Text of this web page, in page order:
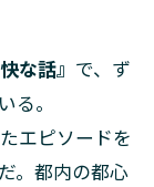
な話』 で、ず
る。
エピソードを
。都内の都心